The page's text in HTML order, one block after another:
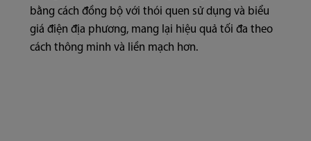
bằng cách đồng bộ với thói quen sử dụng và biểu
giá điện địa phương, mang lại hiệu quả tối đa theo
cách thông minh và liền mạch hơn.